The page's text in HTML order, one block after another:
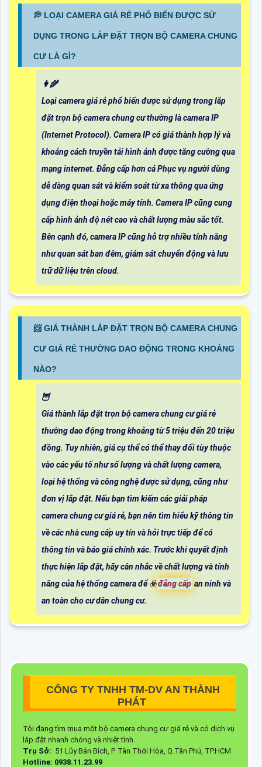
️💭 LOẠI CAMERA GIÁ RẺ PHỔ BIẾN ĐƯỢC SỬ
DỤNG TRONG LẮP ĐẶT TRỌN BỘ CAMERA CHUNG
CƯ LÀ GÌ?
👩‍🌾
Loại camera giá rẻ phổ biến được sử dụng trong lắp
đặt trọn bộ camera chung cư thường là camera IP
(Internet Protocol). Camera IP có giá thành hợp lý và
khoảng cách truyền tải hình ảnh được tăng cường qua
mạng internet. Đẳng cấp hơn cả Phục vụ người dùng
dễ dàng quan sát và kiểm soát từ xa thông qua ứng
dụng điện thoại hoặc máy tính. Camera IP cũng cung
cấp hình ảnh độ nét cao và chất lượng màu sắc tốt.
Bên cạnh đó, camera IP cũng hỗ trợ nhiều tính năng
như quan sát ban đêm, giám sát chuyển động và lưu
trữ dữ liệu trên cloud.
📨 GIÁ THÀNH LẮP ĐẶT TRỌN BỘ CAMERA CHUNG
CƯ GIÁ RẺ THƯỜNG DAO ĐỘNG TRONG KHOẢNG
NÀO?
🦉
Giá thành lắp đặt trọn bộ camera chung cư giá rẻ
thường dao động trong khoảng từ 5 triệu đến 20 triệu
đồng. Tuy nhiên, giá cụ thể có thể thay đổi tùy thuộc
vào các yếu tố như số lượng và chất lượng camera,
loại hệ thống và công nghệ được sử dụng, cũng như
đơn vị lắp đặt. Nếu bạn tìm kiếm các giải pháp
camera chung cư giá rẻ, bạn nên tìm hiểu kỹ thông tin
về các nhà cung cấp uy tín và hỏi trực tiếp để có
thông tin và báo giá chính xác. Trước khi quyết định
thực hiện lắp đặt, hãy cân nhắc về chất lượng và tính
năng của hệ thống camera để ☣️đẳng cấp an ninh và
an toàn cho cư dân chung cư.
CÔNG TY TNHH TM-DV AN THÀNH
PHÁT
Tôi đang tìm mua một bộ camera chung cư giá rẻ và có dịch vụ
lắp đặt nhanh chóng và nhiệt tình.
Trụ Sở: 51 Lũy Bán Bích, P. Tân Thới Hòa, Q.Tân Phú, TP.HCM
Hotline: 0938.11.23.99